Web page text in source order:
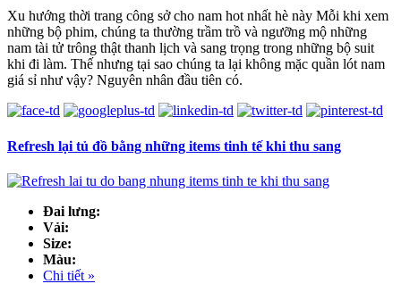
Xu hướng thời trang công sở cho nam hot nhất hè này Mỗi khi xem
những bộ phim, chúng ta thường trầm trồ và ngưỡng mộ những
nam tài tử trông thật thanh lịch và sang trọng trong những bộ suit
khi đi làm. Thế nhưng tại sao chúng ta lại không mặc quần lót nam
giá sỉ như vậy? Nguyên nhân đầu tiên có.
Refresh lại tủ đồ bằng những items tinh tế khi thu sang
Đai lưng:
Vải:
Size:
Màu:
Chi tiết »